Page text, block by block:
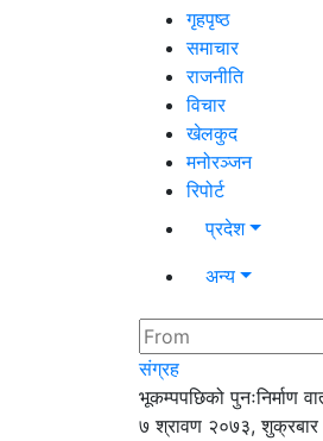
गृहपृष्ठ
समाचार
राजनीति
विचार
खेलकुद
मनोरञ्जन
रिपोर्ट
प्रदेश
अन्य
संग्रह
भूकम्पपछिको पुनःनिर्माण
७ श्रावण २०७३,